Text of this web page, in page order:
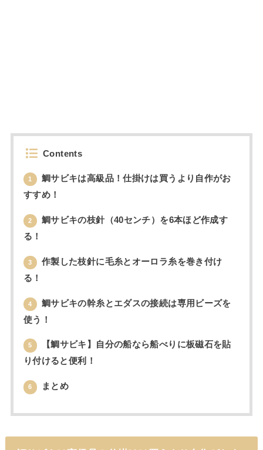
Contents
1
鯛サビキは高級品！仕掛けは買うより自作がお
すすめ！
2
鯛サビキの枝針（40センチ）を6本ほど作成す
る！
3
作製した枝針に毛糸とオーロラ糸を巻き付け
る！
4
鯛サビキの幹糸とエダスの接続は専用ビーズを
使う！
5
【鯛サビキ】自分の船なら船べりに板磁石を貼
り付けると便利！
6 まとめ